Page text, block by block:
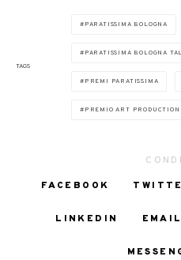
TAGS
PARATISSIMA BOLOGNA
PARATISSIMA BOLOGNA
PREMI PARATISSIMA
PREMIO ART PRODUCTION
FACEBOOK
LINKEDIN EMAIL